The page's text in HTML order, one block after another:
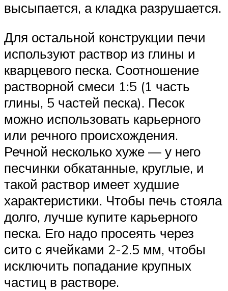
высыпается, а кладка разрушается.
Для остальной конструкции печи
используют раствор из глины и
кварцевого песка. Соотношение
растворной смеси 1:5 (1 часть
глины, 5 частей песка). Песок
можно использовать карьерного
или речного происхождения.
Речной несколько хуже — у него
песчинки обкатанные, круглые, и
такой раствор имеет худшие
характеристики. Чтобы печь стояла
долго, лучше купите карьерного
песка. Его надо просеять через
сито с ячейками 2-2.5 мм, чтобы
исключить попадание крупных
частиц в растворе.